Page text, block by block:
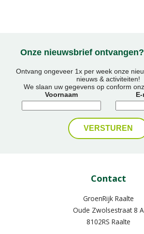
Onze nieuwsbrief
Ontvang ongeveer 1x per week onze
nieuws & activiteiten!
We slaan uw gegevens op conform
Voornaam
Contact
GroenRijk Raalte
Oude Zwolsestraat 8 A
8102RS Raalte